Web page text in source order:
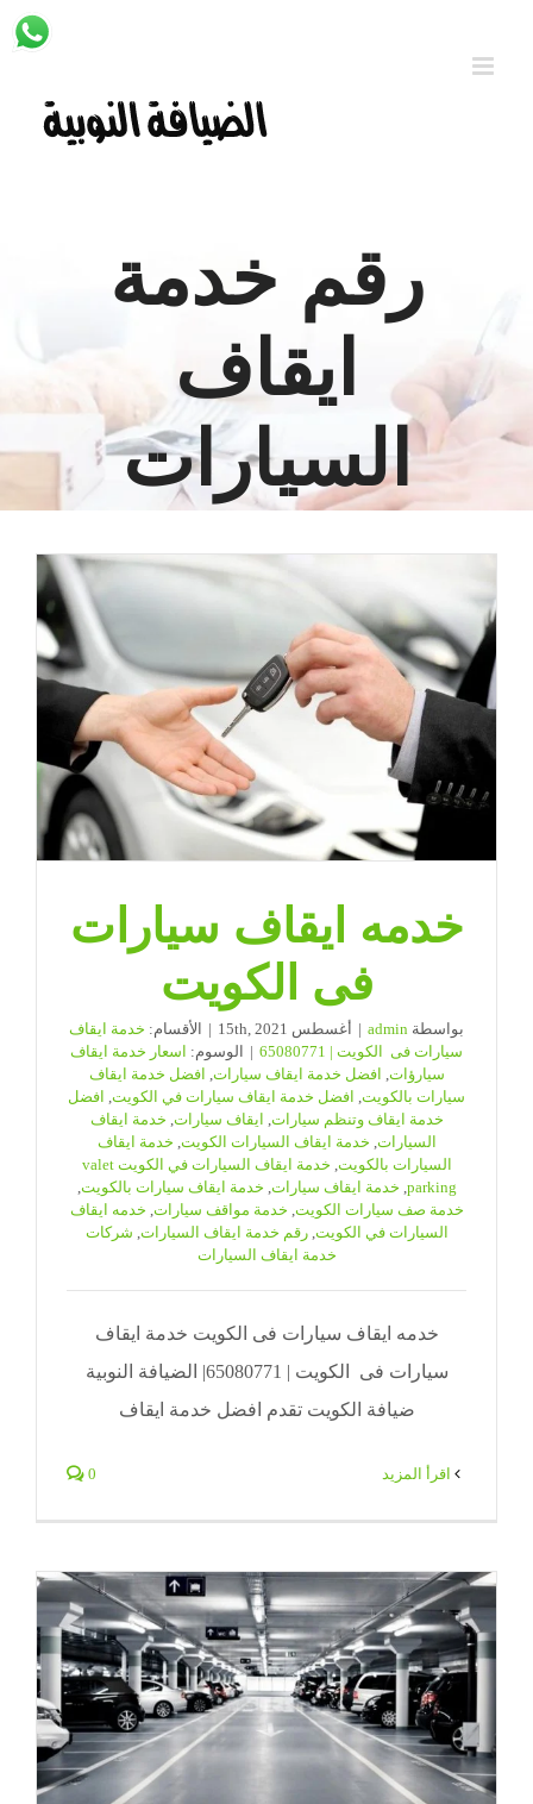
رقم خدمة
ايقاف
السيارات
خدمه ايقاف سيارات
فى الكويت
بواسطة admin
| أغسطس 15th, 2021 | الأقسام: خدمة ايقاف
سيارات فى الكويت | 65080771
| الوسوم: اسعار خدمة ايقاف
سيارؤات, افضل خدمة ايقاف سيارات, افضل خدمة ايقاف
سيارات بالكويت, افضل خدمة ايقاف سيارات في الكويت, افضل
خدمة ايقاف وتنظم سيارات, ايقاف سيارات, خدمة ايقاف
السيارات, خدمة ايقاف السيارات الكويت, خدمة ايقاف
السيارات بالكويت,
خدمة ايقاف السيارات في الكويت valet
parking
, خدمة ايقاف سيارات, خدمة ايقاف سيارات بالكويت,
خدمة صف سيارات الكويت, خدمة مواقف سيارات, خدمه ايقاف
السيارات في الكويت,رقم خدمة ايقاف السيارات, شركات
خدمة ايقاف السيارات
خدمه ايقاف سيارات فى الكويت خدمة ايقاف
سيارات فى الكويت | 65080771| الضيافة النوبية
ضيافة الكويت تقدم افضل خدمة ايقاف
0